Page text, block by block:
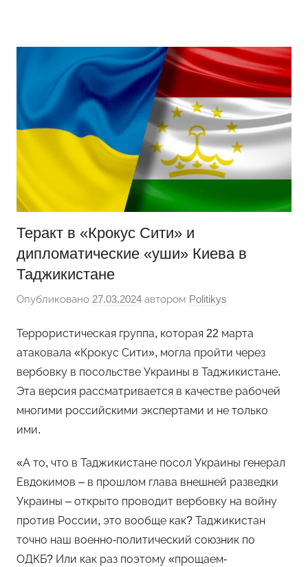
содержимому
Теракт в «Крокус Сити» и
дипломатические «уши» Киева в
Таджикистане
Опубликовано 27.03.2024 автором Politikys
Террористическая группа, которая 22 марта
атаковала «Крокус Сити», могла пройти через
вербовку в посольстве Украины в Таджикистане.
Эта версия рассматривается в качестве рабочей
многими российскими экспертами и не только
ими.
«А то, что в Таджикистане посол Украины генерал
Евдокимов – в прошлом глава внешней разведки
Украины – открыто проводит вербовку на войну
против России, это вообще как? Таджикистан
точно наш военно-политический союзник по
ОДКБ? Или как раз поэтому «прощаем-